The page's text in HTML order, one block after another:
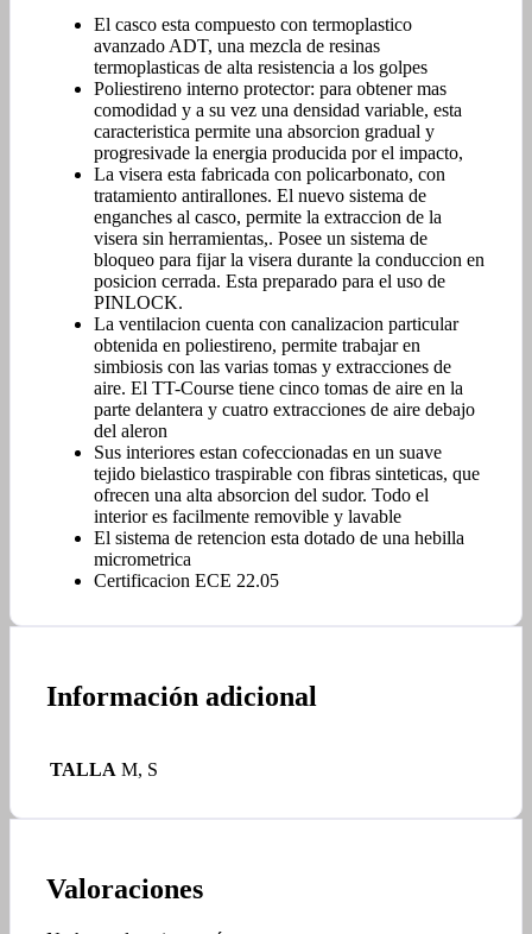
El casco esta compuesto con termoplastico
avanzado ADT, una mezcla de resinas
termoplasticas de alta resistencia a los golpes
Poliestireno interno protector: para obtener mas
comodidad y a su vez una densidad variable, esta
caracteristica permite una absorcion gradual y
progresivade la energia producida por el impacto,
La visera esta fabricada con policarbonato, con
tratamiento antirallones. El nuevo sistema de
enganches al casco, permite la extraccion de la
visera sin herramientas,. Posee un sistema de
bloqueo para fijar la visera durante la conduccion en
posicion cerrada. Esta preparado para el uso de
PINLOCK.
La ventilacion cuenta con canalizacion particular
obtenida en poliestireno, permite trabajar en
simbiosis con las varias tomas y extracciones de
aire. El TT-Course tiene cinco tomas de aire en la
parte delantera y cuatro extracciones de aire debajo
del aleron
Sus interiores estan cofeccionadas en un suave
tejido bielastico traspirable con fibras sinteticas, que
ofrecen una alta absorcion del sudor. Todo el
interior es facilmente removible y lavable
El sistema de retencion esta dotado de una hebilla
micrometrica
Certificacion ECE 22.05
Información adicional
TALLA M, S
Valoraciones